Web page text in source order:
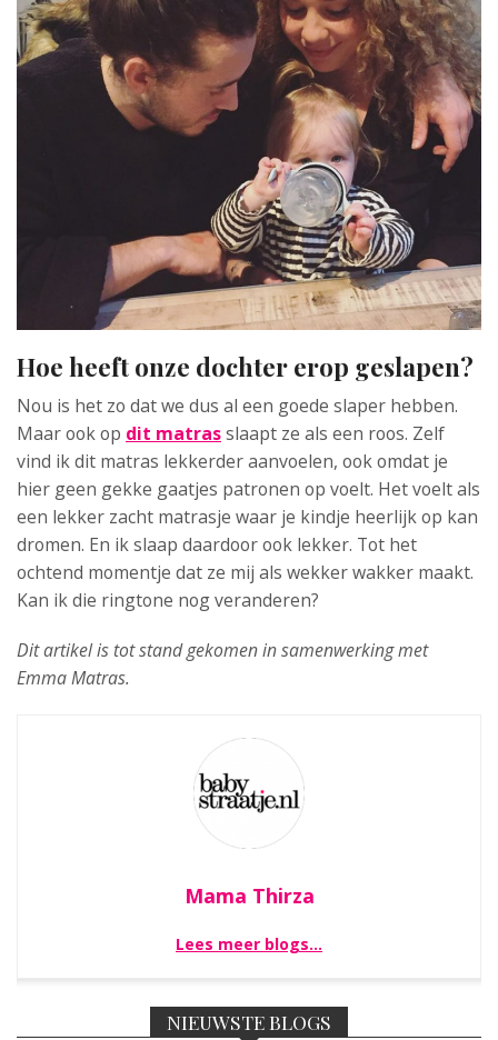
Hoe heeft onze dochter erop geslapen?
Nou is het zo dat we dus al een goede slaper hebben.
Maar ook op dit matrasslaapt ze als een roos. Zelf
vind ik dit matras lekkerder aanvoelen, ook omdat je
hier geen gekke gaatjes patronen op voelt. Het voelt als
een lekker zacht matrasje waar je kindje heerlijk op kan
dromen. En ik slaap daardoor ook lekker. Tot het
ochtend momentje dat ze mij als wekker wakker maakt.
Kan ik die ringtone nog veranderen?
Dit artikel is tot stand gekomen in samenwerking met
Emma Matras.
Mama Thirza
Lees meer blogs…
NIEUWSTE BLOGS